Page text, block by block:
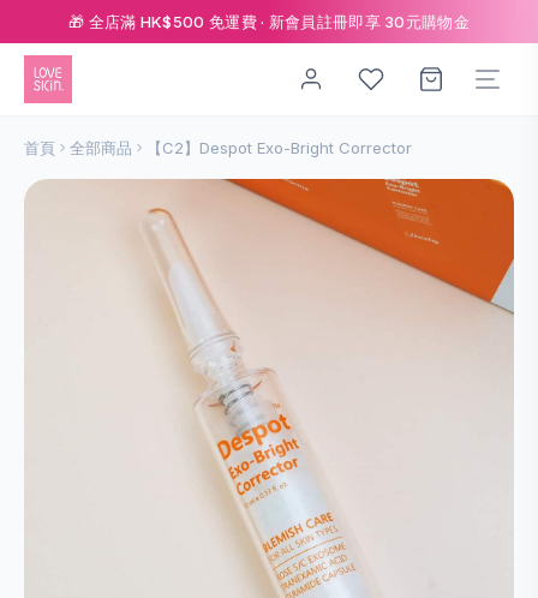
🎁 全店滿 HK$500 免運費 · 新會員註冊即享 30元購物金
首頁 全部商品 【C2】Despot Exo-Bright Corrector